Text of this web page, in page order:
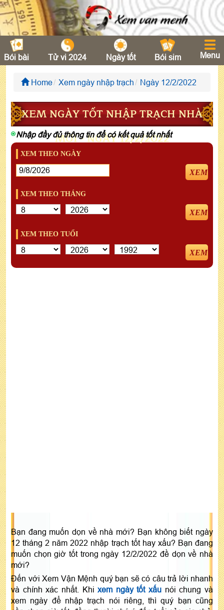
Bói bài Tử vi 2024 Ngày tốt Bói sim Menu
Home Xem ngày nhập trạch Ngày 12/2/2022
XEM NGÀY TỐT NHẬP TRẠCH NHÀ
MỚI - NGÀY 12/2/2022
Nhập đầy đủ thông tin để có kết quả tốt nhất
XEM THEO NGÀY
XEM
XEM THEO THÁNG
XEM
XEM THEO TUỔI
XEM
Bạn đang muốn dọn về nhà mới? Bạn không biết ngày
12 tháng 2 năm 2022 nhập trạch tốt hay xấu? Bạn đang
muốn chọn giờ tốt trong ngày 12/2/2022 đề dọn về nhà
mới?
Đến với Xem Vận Mệnh quý bạn sẽ có câu trả lời nhanh
và chính xác nhất. Khixem ngày tốt xấu nói chung và
xem ngày để nhập trạch nói riêng, thì quý bạn cũng